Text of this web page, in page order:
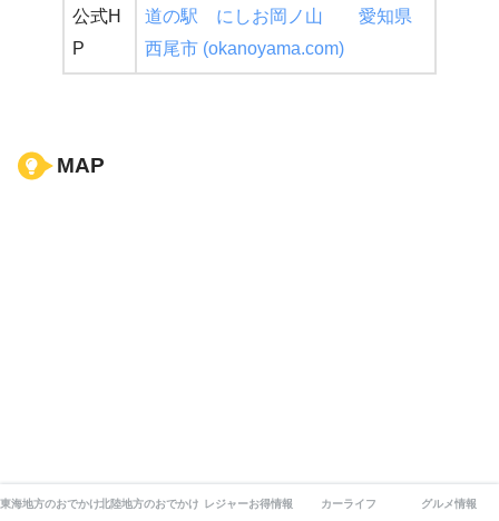
公式H
P
道の駅 にしお岡ノ山 愛知県
西尾市 (okanoyama.com)
MAP
東海地方のおでかけ北陸地方のおでかけ レジャーお得情報 カーライフ グルメ情報